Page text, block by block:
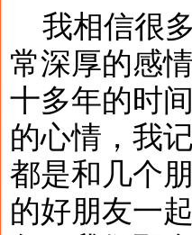
我相信很
常深厚的感
十多年的时
的心情，我
都是和几个
的好朋友一